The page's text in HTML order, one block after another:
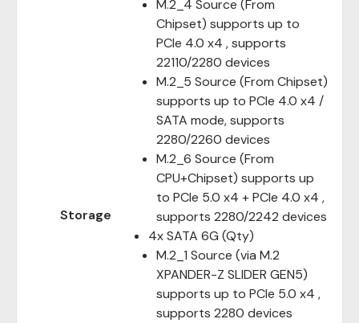
Storage
M.2_4 Source (From
Chipset) supports up to
PCIe 4.0 x4 , supports
22110/2280 devices
M.2_5 Source (From Chipset)
supports up to PCIe 4.0 x4 /
SATA mode, supports
2280/2260 devices
M.2_6 Source (From
CPU+Chipset) supports up
to PCIe 5.0 x4 + PCIe 4.0 x4 ,
supports 2280/2242 devices
4x SATA 6G (Qty)
M.2_1 Source (via M.2
XPANDER-Z SLIDER GEN5)
supports up to PCIe 5.0 x4 ,
supports 2280 devices